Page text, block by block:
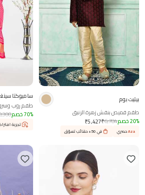
بيتيت بوم
طقم قميص بنقش زهرة الزنبق
₹5,427₹6,784 20% خصم
Azaحصري في 50+ حقائب تسوّق
ساميوكتا
طقم روب
70% خصم
تجربة